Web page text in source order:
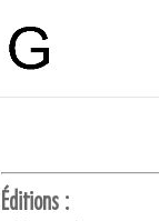
Éditions :